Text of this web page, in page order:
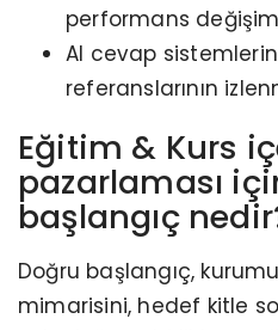
performans
AI cevap
referanslarının
Eğitim & Kurs
pazarlaması
başlangıç
Doğru başlangıç,
mimarisini, hedef kitle